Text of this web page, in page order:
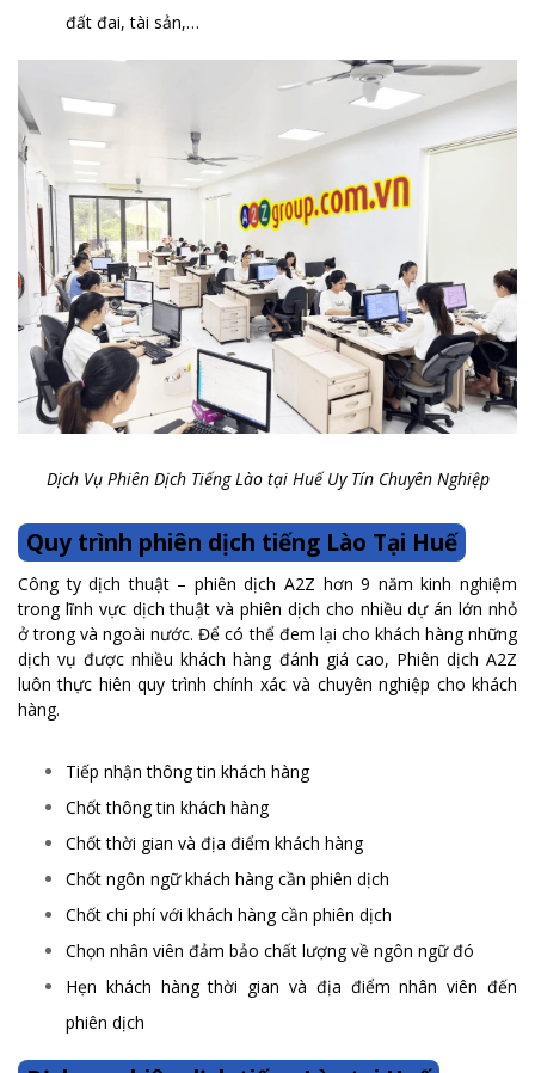
đất đai, tài sản,…
Dịch Vụ Phiên Dịch Tiếng Lào tại Huế Uy Tín Chuyên Nghiệp
Quy trình phiên dịch tiếng Lào Tại Huế
Công ty dịch thuật – phiên dịch A2Z hơn 9 năm kinh nghiệm
trong lĩnh vực dịch thuật và phiên dịch cho nhiều dự án lớn nhỏ
ở trong và ngoài nước. Để có thể đem lại cho khách hàng những
dịch vụ được nhiều khách hàng đánh giá cao, Phiên dịch A2Z
luôn thực hiên quy trình chính xác và chuyên nghiệp cho khách
hàng.
Tiếp nhận thông tin khách hàng
Chốt thông tin khách hàng
Chốt thời gian và địa điểm khách hàng
Chốt ngôn ngữ khách hàng cần phiên dịch
Chốt chi phí với khách hàng cần phiên dịch
Chọn nhân viên đảm bảo chất lượng về ngôn ngữ đó
Hẹn khách hàng thời gian và địa điểm nhân viên đến
phiên dịch